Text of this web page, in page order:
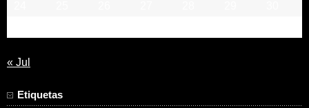
« Jul
Etiquetas